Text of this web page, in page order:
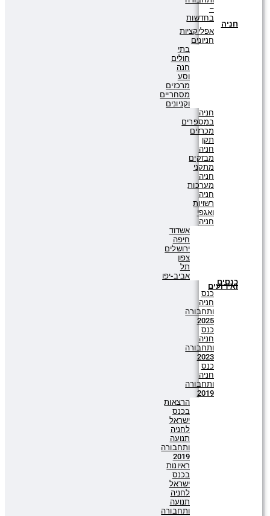
–
בחדשות
חניה
אפליקציות
חניונים
בתי
חולים
חנה
וסע
מרכזים
מסחריים
וקניונים
חניה
במספרים
מכרזים
תקן
חניה
מבזקים
מתקני
חניה
מערכות
חניה
רשויות
ואגפי
חניה
אשדוד
חיפה
ירושלים
צפון
תל
אביב-יפו
כנסים
ואירועים
כנס
חניה
ותחבורה
2025
כנס
חניה
ותחבורה
2023
כנס
חניה
ותחבורה
2019
הרצאות
בכנס
ישראל
לחניה
תנועה
ותחבורה
2019
ראיונות
בכנס
ישראל
לחניה
תנועה
ותחבורה